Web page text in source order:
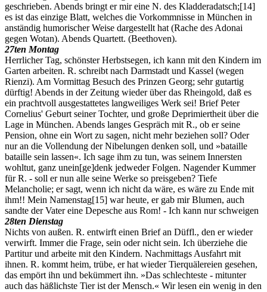
geschrieben. Abends bringt er mir eine N. des Kladderadatsch;[14]
es ist das einzige Blatt, welches die Vorkommnisse in München in
anständig humorischer Weise dargestellt hat (Rache des Adonai
gegen Wotan). Abends Quartett. (Beethoven).
27ten Montag
Herrlicher Tag, schönster Herbstsegen, ich kann mit den Kindern im
Garten arbeiten. R. schreibt nach Darmstadt und Kassel (wegen
Rienzi). Am Vormittag Besuch des Prinzen Georg; sehr gutartig
dürftig! Abends in der Zeitung wieder über das Rheingold, daß es
ein prachtvoll ausgestattetes langweiliges Werk sei! Brief Peter
Cornelius' Geburt seiner Tochter, und große Deprimiertheit über die
Lage in München. Abends langes Gespräch mit R., ob er seine
Pension, ohne ein Wort zu sagen, nicht mehr beziehen soll? Oder
nur an die Vollendung der Nibelungen denken soll, und »bataille
bataille sein lassen«. Ich sage ihm zu tun, was seinem Innersten
wohltut, ganz unein[ge]denk jedweder Folgen. Nagender Kummer
für R. - soll er nun alle seine Werke so preisgeben? Tiefe
Melancholie; er sagt, wenn ich nicht da wäre, es wäre zu Ende mit
ihm!! Mein Namenstag[15] war heute, er gab mir Blumen, auch
sandte der Vater eine Depesche aus Rom! - Ich kann nur schweigen
28ten Dienstag
Nichts von außen. R. entwirft einen Brief an Düffl., den er wieder
verwirft. Immer die Frage, sein oder nicht sein. Ich überziehe die
Partitur und arbeite mit den Kindern. Nachmittags Ausfahrt mit
ihnen. R. kommt heim, trübe, er hat wieder Tierquälereien gesehen,
das empört ihn und bekümmert ihn. »Das schlechteste - mitunter
auch das häßlichste Tier ist der Mensch.« Wir lesen ein wenig in den